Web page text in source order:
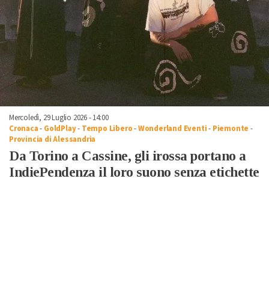
Mercoledì, 29 Luglio 2026 - 14:00
Cronaca- GoldPlay- Tempo Libero-Wonderland Eventi- Piemonte -
Provincia di Alessandria
Da Torino a Cassine, gli irossa portano a
IndiePendenza il loro suono senza etichette